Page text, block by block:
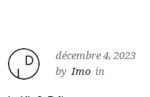
décembre 4, 2023
by Imo in